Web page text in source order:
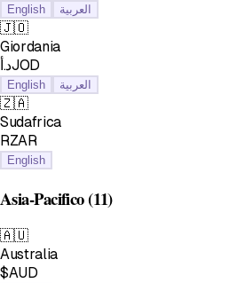
English العربية
🇯🇴
Giordania
د.أJOD
English العربية
🇿🇦
Sudafrica
RZAR
English
Asia-Pacifico(11)
🇦🇺
Australia
$AUD